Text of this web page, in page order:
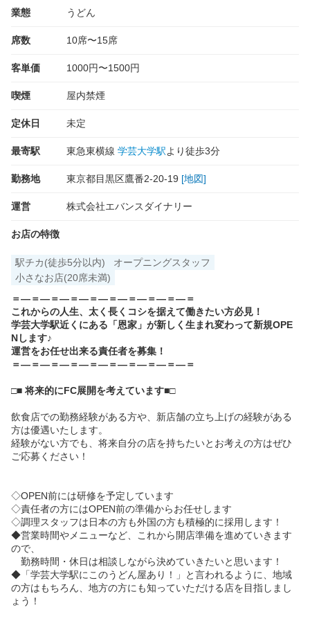
業態 うどん
席数 10席〜15席
客単価 1000円〜1500円
喫煙 屋内禁煙
定休日 未定
最寄駅 東急東横線 学芸大学駅より徒歩3分
勤務地 東京都目黒区鷹番2-20-19 [地図]
運営 株式会社エバンスダイナリー
お店の特徴
駅チカ(徒歩5分以内)
オープニングスタッフ
小さなお店(20席未満)
＝―＝―＝―＝―＝―＝―＝―＝―＝―＝
これからの人生、太く長くコシを据えて働きたい方必見！
学芸大学駅近くにある「恩家」が新しく生まれ変わって新規OPE
Nします♪
運営をお任せ出来る責任者を募集！
＝―＝―＝―＝―＝―＝―＝―＝―＝―＝
□■ 将来的にFC展開を考えています■□
飲食店での勤務経験がある方や、新店舗の立ち上げの経験がある
方は優遇いたします。
経験がない方でも、将来自分の店を持ちたいとお考えの方はぜひ
ご応募ください！
◇OPEN前には研修を予定しています
◇責任者の方にはOPEN前の準備からお任せします
◇調理スタッフは日本の方も外国の方も積極的に採用します！
◆営業時間やメニューなど、これから開店準備を進めていきます
ので、
勤務時間・休日は相談しながら決めていきたいと思います！
◆「学芸大学駅にこのうどん屋あり！」と言われるように、地域
の方はもちろん、地方の方にも知っていただける店を目指しまし
ょう！